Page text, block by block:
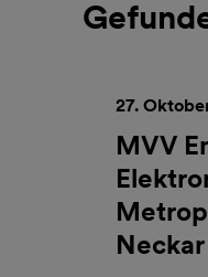
27.
MVV
Neckar